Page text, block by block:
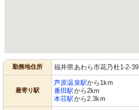
勤務地住所 福井県あわら市花乃杜1-2-39
最寄り駅
芦原温泉駅から1km
番田駅から2km
本荘駅から2.3km